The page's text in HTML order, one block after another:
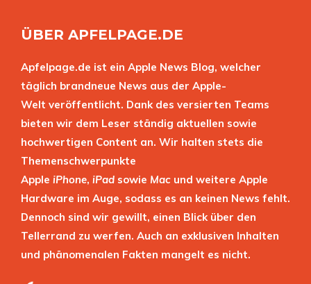
ÜBER APFELPAGE.DE
Apfelpage.de ist ein Apple News Blog, welcher
täglich brandneue News aus der Apple-
Welt veröffentlicht. Dank des versierten Teams
bieten wir dem Leser ständig aktuellen sowie
hochwertigen Content an. Wir halten stets die
Themenschwerpunkte
Apple iPhone, iPad sowie Mac und weitere Apple
Hardware im Auge, sodass es an keinen News fehlt.
Dennoch sind wir gewillt, einen Blick über den
Tellerrand zu werfen. Auch an exklusiven Inhalten
und phänomenalen Fakten mangelt es nicht.